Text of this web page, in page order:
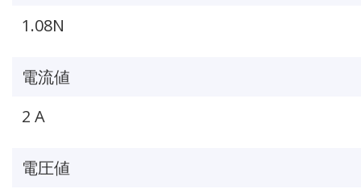
1.08N
電流値
2 A
電圧値